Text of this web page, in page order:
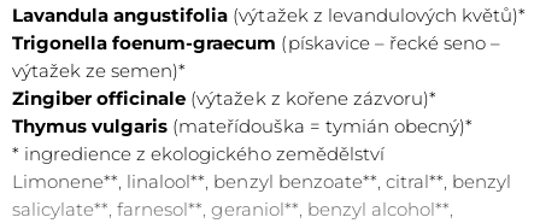
ROSMARINUS OFFICINALIS
Výtažek z listů rozmarýnu
Zabraňuje vypadávání vlasů
Zklidňuje pokožku hlavy
Pomáhá předcházet šedivění vlasů
Lavandula angustifolia (výtažek z levandulových květů)*
Trigonella foenum-graecum (pískavice – řecké seno –
výtažek ze semen)*
Zingiber officinale (výtažek z kořene zázvoru)*
Thymus vulgaris (mateřídouška = tymián obecný)*
* ingredience z ekologického zemědělství
Limonene**, linalool**, benzyl benzoate**, citral**, benzyl
salicylate**, farnesol**, geraniol**, benzyl alcohol**,